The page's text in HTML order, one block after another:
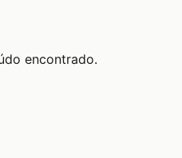
encontrado.